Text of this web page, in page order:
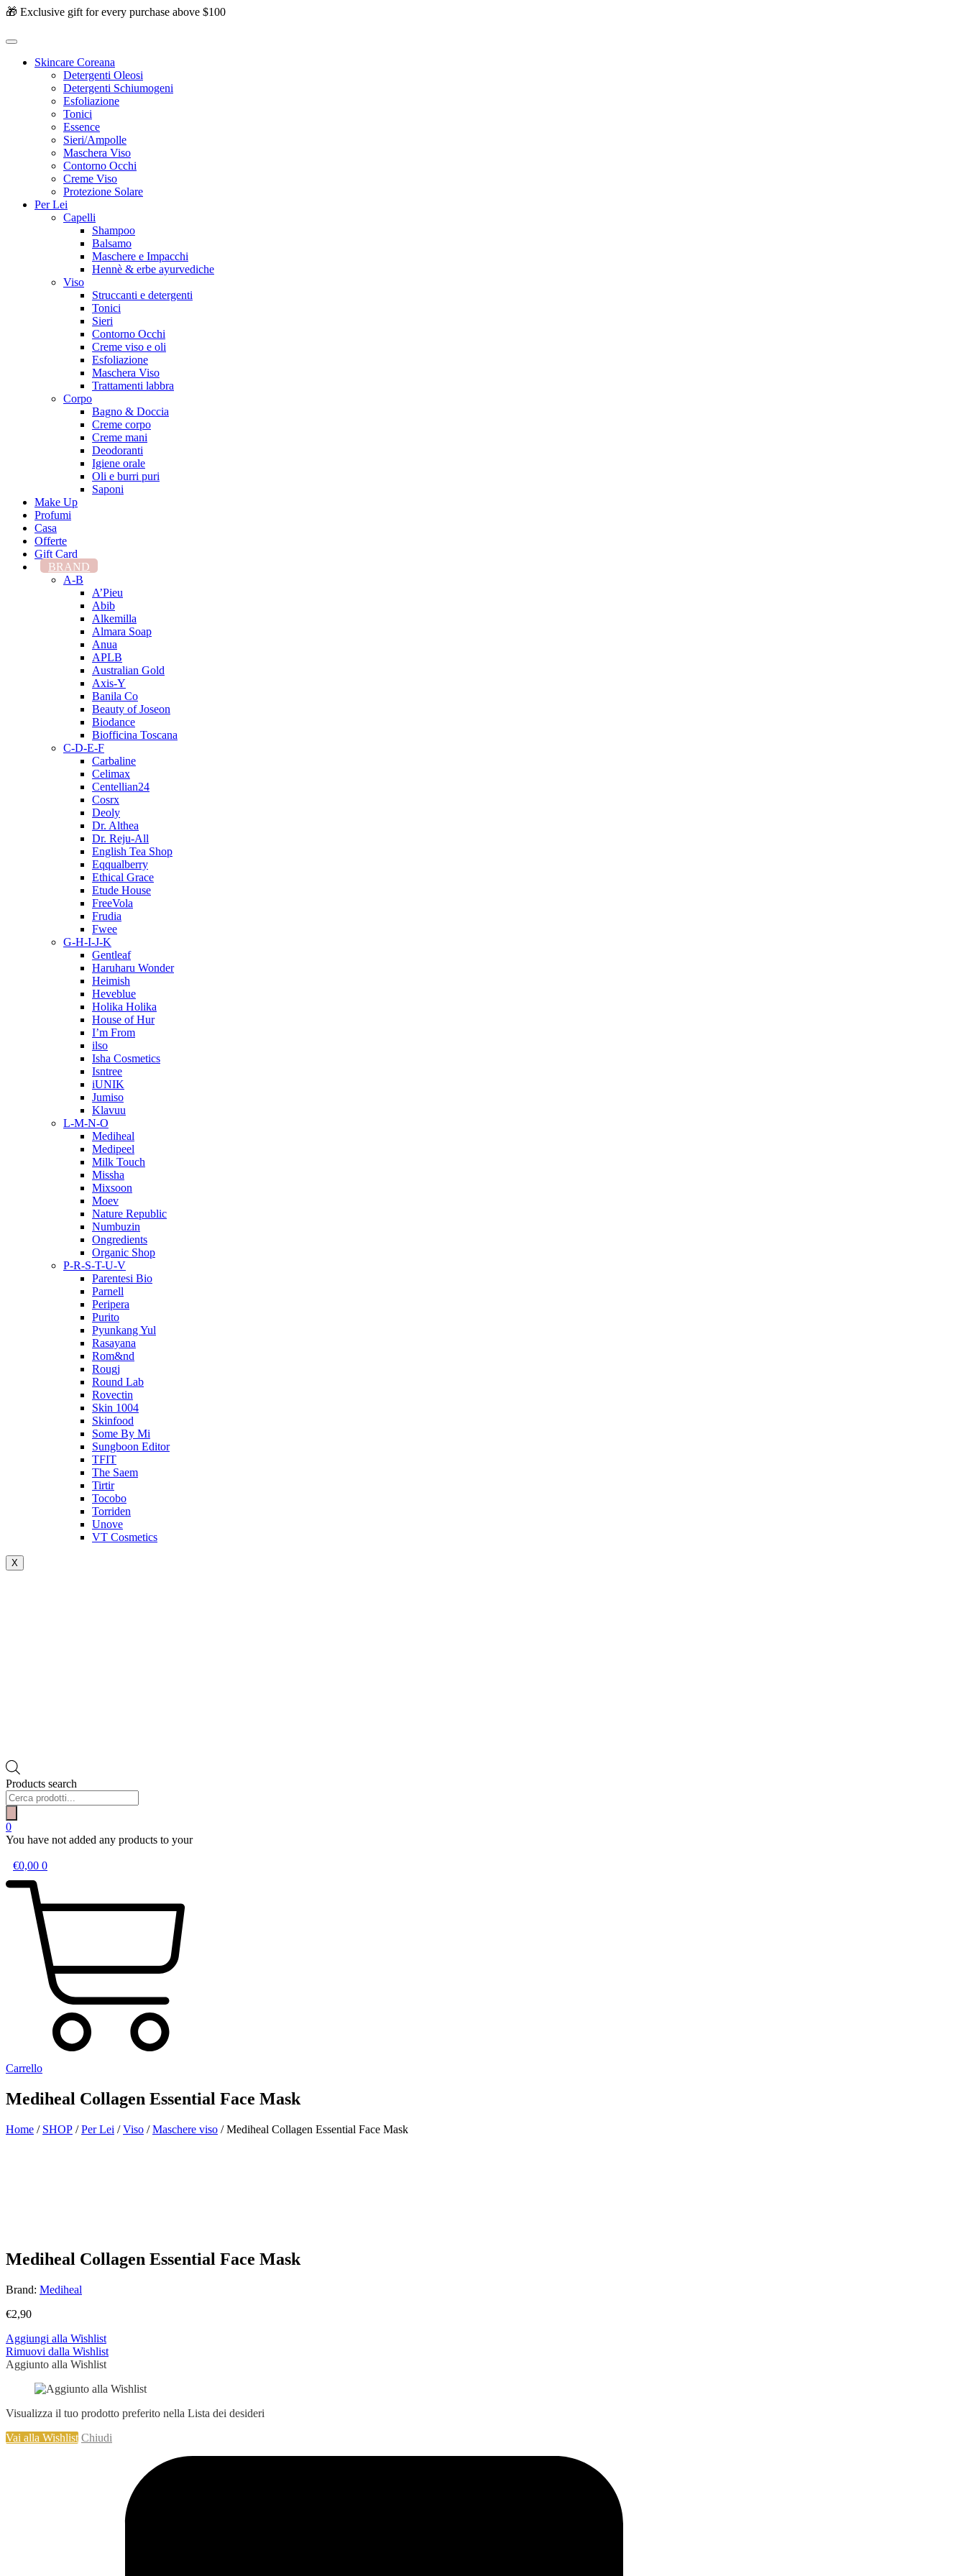
🎁 Exclusive gift for every purchase above $100
Skincare Coreana
Detergenti Oleosi
Detergenti Schiumogeni
Esfoliazione
Tonici
Essence
Sieri/Ampolle
Maschera Viso
Contorno Occhi
Creme Viso
Protezione Solare
Per Lei
Capelli
Shampoo
Balsamo
Maschere e Impacchi
Hennè & erbe ayurvediche
Viso
Struccanti e detergenti
Tonici
Sieri
Contorno Occhi
Creme viso e oli
Esfoliazione
Maschera Viso
Trattamenti labbra
Corpo
Bagno & Doccia
Creme corpo
Creme mani
Deodoranti
Igiene orale
Oli e burri puri
Saponi
Make Up
Profumi
Casa
Offerte
Gift Card
BRAND
A-B
A’Pieu
Abib
Alkemilla
Almara Soap
Anua
APLB
Australian Gold
Axis-Y
Banila Co
Beauty of Joseon
Biodance
Biofficina Toscana
C-D-E-F
Carbaline
Celimax
Centellian24
Cosrx
Deoly
Dr. Althea
Dr. Reju-All
English Tea Shop
Eqqualberry
Ethical Grace
Etude House
FreeVola
Frudia
Fwee
G-H-I-J-K
Gentleaf
Haruharu Wonder
Heimish
Heveblue
Holika Holika
House of Hur
I’m From
ilso
Isha Cosmetics
Isntree
iUNIK
Jumiso
Klavuu
L-M-N-O
Mediheal
Medipeel
Milk Touch
Missha
Mixsoon
Moev
Nature Republic
Numbuzin
Ongredients
Organic Shop
P-R-S-T-U-V
Parentesi Bio
Parnell
Peripera
Purito
Pyunkang Yul
Rasayana
Rom&nd
Rougj
Round Lab
Rovectin
Skin 1004
Skinfood
Some By Mi
Sungboon Editor
TFIT
The Saem
Tirtir
Tocobo
Torriden
Unove
VT Cosmetics
X
Products search
0
You have not added any products to your
€0,00 0
Carrello
Mediheal Collagen Essential Face Mask
Home / SHOP /Per Lei /Viso /Maschere viso / Mediheal Collagen Essential Face Mask
Mediheal Collagen Essential Face Mask
Brand: Mediheal
€2,90
Aggiungi alla Wishlist
Rimuovi dalla Wishlist
Aggiunto alla Wishlist
Visualizza il tuo prodotto preferito nella Lista dei desideri
Vai alla Wishlist Chiudi